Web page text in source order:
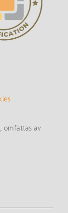
omfattas av